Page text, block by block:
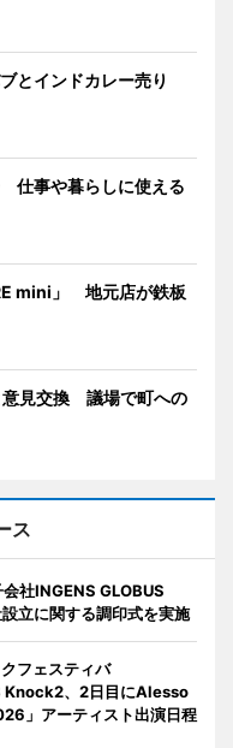
とインドカレー売り
仕事や暮らしに使える
mini」 地元店が鉄板
意見交換 議場で町への
ス
社INGENS GLOBUS
立に関する調印式を実施
フェスティバ
、2日目にAlesso
アーティスト出演日程